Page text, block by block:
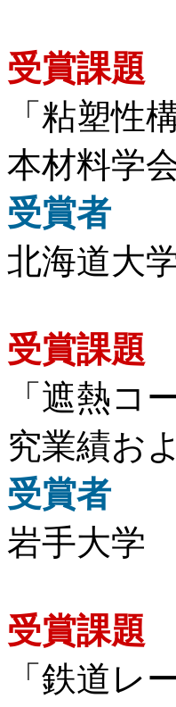
受賞課題
「粘塑性
本材料学
受賞者
北海道大
受賞課題
「遮熱コ
究業績お
受賞者
岩手大
受賞課題
「鉄道レ